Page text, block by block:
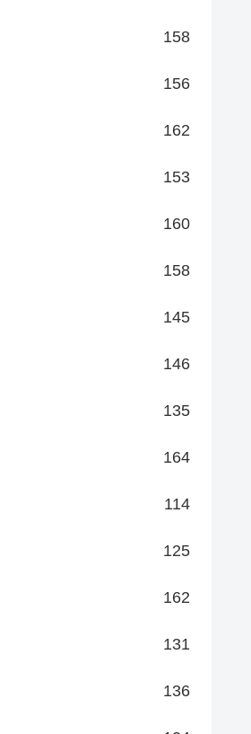
158
156
162
153
160
158
145
146
135
164
114
125
162
131
136